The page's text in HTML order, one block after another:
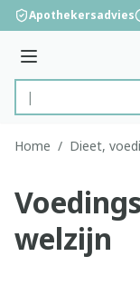
Ga naar de inhoud
Apothekersadvies
Menu
Product, merk,
Home / Dieet,
welzijn